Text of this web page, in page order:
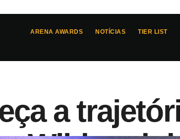
ARENA AWARDS NOTÍCIAS TIER LIST
a